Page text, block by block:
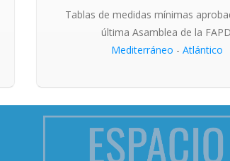
Tablas de medidas mínimas
última Asamblea de la
Mediterráneo - Atlántico